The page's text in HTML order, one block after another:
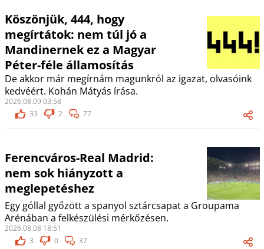
Köszönjük, 444, hogy
megírtátok: nem túl jó a
Mandinernek ez a Magyar
Péter-féle államosítás
De akkor már megírnám magunkról az igazat, olvasóink
kedvéért. Kohán Mátyás írása.
2026.08.09 03:58
33
2 77
Ferencváros-Real Madrid:
nem sok hiányzott a
meglepetéshez
Egy góllal győzött a spanyol sztárcsapat a Groupama
Arénában a felkészülési mérkőzésen.
2026.08.08 18:51
3
0 37